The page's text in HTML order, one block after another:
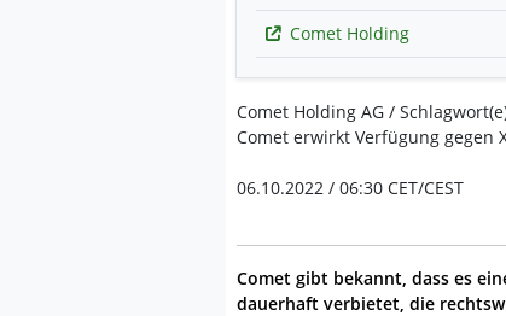
Comet Holding
Comet Holding AG /
Comet erwirkt Verfügung gegen
06.10.2022 / 06:30 CET/CEST
Comet gibt bekannt, dass es
dauerhaft verbietet, die